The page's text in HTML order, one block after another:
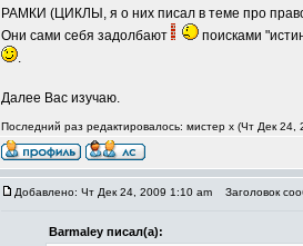
РАМКИ (ЦИКЛЫ, я о них писал в теме про
Они сами себя задолбают
поисками
.
Далее Вас изучаю.
Последний раз редактировалось: мистер х (Чт Дек 24,
Добавлено: Чт Дек 24, 2009 1:10 am Заголовок
Barmaley писал(а):